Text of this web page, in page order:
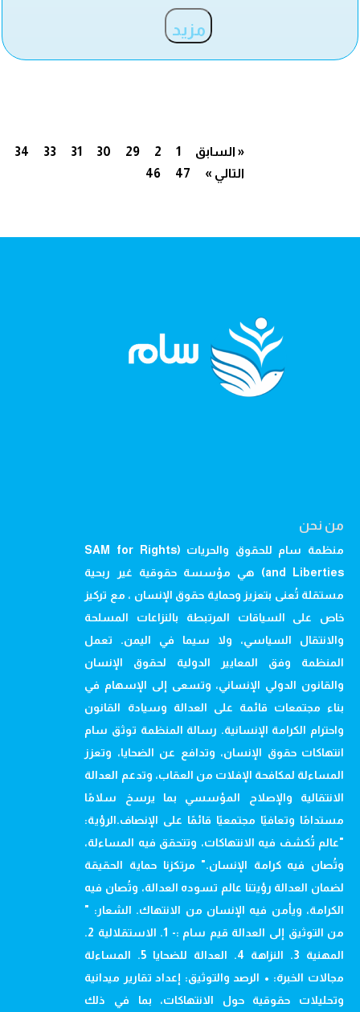
مزيد
« السابق 1
2
29
30
31
33
34
46
47 التالي »
من نحن
منظمة سام للحقوق والحريات (SAM for Rights
and Liberties) هي مؤسسة حقوقية غير ربحية
مستقلة تُعنى بتعزيز وحماية حقوق الإنسان ، مع تركيز
خاص على السياقات المرتبطة بالنزاعات المسلحة
والانتقال السياسي، ولا سيما في اليمن. تعمل
المنظمة وفق المعايير الدولية لحقوق الإنسان
والقانون الدولي الإنساني، وتسعى إلى الإسهام في
بناء مجتمعات قائمة على العدالة وسيادة القانون
واحترام الكرامة الإنسانية. رسالة المنظمة توثق سام
انتهاكات حقوق الإنسان، وتدافع عن الضحايا، وتعزز
المساءلة لمكافحة الإفلات من العقاب، وتدعم العدالة
الانتقالية والإصلاح المؤسسي بما يرسخ سلامًا
مستدامًا وتعافيًا مجتمعيًا قائمًا على الإنصاف.الرؤية:
"عالم تُكشف فيه الانتهاكات، وتتحقق فيه المساءلة،
وتُصان فيه كرامة الإنسان." مرتكزنا حماية الحقيقة
لضمان العدالة رؤيتنا عالم تسوده العدالة، وتُصان فيه
الكرامة، ويأمن فيه الإنسان من الانتهاك. الشعار: "
من التوثيق إلى العدالة قيم سام :- 1. الاستقلالية 2.
المهنية 3. النزاهة 4. العدالة للضحايا 5. المساءلة
مجالات الخبرة: • الرصد والتوثيق: إعداد تقارير ميدانية
وتحليلات حقوقية حول الانتهاكات، بما في ذلك